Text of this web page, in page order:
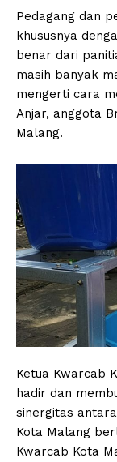
Pedagang dan
khususnya
benar dari
masih banyak
mengerti cara
Anjar, anggota
Malang.
Ketua Kwarcab
hadir dan
sinergitas
Kota Malang
Kwarcab Kota